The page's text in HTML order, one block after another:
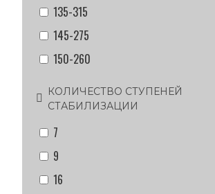
135-315
145-275
150-260
КОЛИЧЕСТВО СТУПЕНЕЙ
СТАБИЛИЗАЦИИ
7
9
16